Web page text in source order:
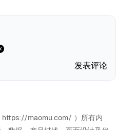
发表评论
https://maomu.com/ ）所有内